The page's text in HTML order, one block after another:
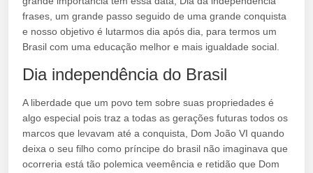
frases, um grande passo seguido de uma grande conquista
e nosso objetivo é lutarmos dia após dia, para termos um
Brasil com uma educação melhor e mais igualdade social.
Dia independência do Brasil
A liberdade que um povo tem sobre suas propriedades é
algo especial pois traz a todas as gerações futuras todos os
marcos que levavam até a conquista, Dom João VI quando
deixa o seu filho como príncipe do brasil não imaginava que
ocorreria está tão polemica veemência e retidão que Dom